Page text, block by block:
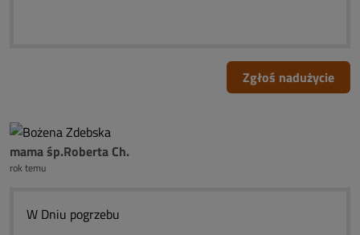
Zgłoś nadużycie
mama śp.Roberta Ch.
rok temu
W Dniu pogrzebu